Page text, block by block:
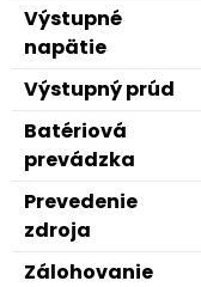
Výstupné
napätie
Výstupný prúd
Batériová
prevádzka
Prevedenie
zdroja
Zálohovanie